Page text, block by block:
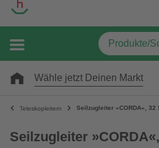
Wähle jetzt Deinen Markt
Teleskopleitern Seilzugleiter »CORDA«,
Seilzugleiter